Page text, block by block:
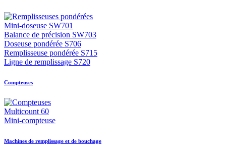
Mini-doseuse SW701
Balance de précision SW703
Doseuse pondérée S706
Remplisseuse pondérée S715
Ligne de remplissage S720
Compteuses
Multicount 60
Mini-compteuse
Machines de remplissage et de bouchage